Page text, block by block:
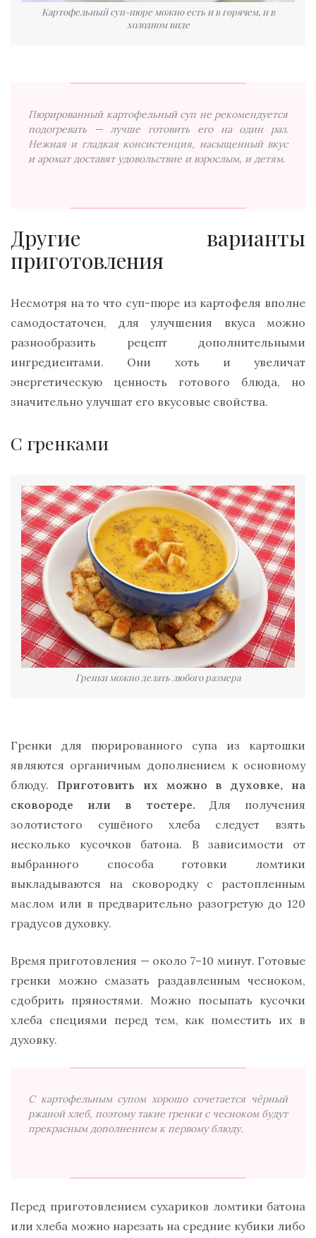
Картофельный суп-пюре можно есть и в горячем, и в
холодном виде
Пюрированный картофельный суп не рекомендуется
подогревать — лучше готовить его на один раз.
Нежная и гладкая консистенция, насыщенный вкус
и аромат доставят удовольствие и взрослым, и детям.
Другие варианты
приготовления
Несмотря на то что суп-пюре из картофеля вполне
самодостаточен, для улучшения вкуса можно
разнообразить рецепт дополнительными
ингредиентами. Они хоть и увеличат
энергетическую ценность готового блюда, но
значительно улучшат его вкусовые свойства.
С гренками
Гренки можно делать любого размера
Гренки для пюрированного супа из картошки
являются органичным дополнением к основному
блюду. Приготовить их можно в духовке, на
сковороде или в тостере. Для получения
золотистого сушёного хлеба следует взять
несколько кусочков батона. В зависимости от
выбранного способа готовки ломтики
выкладываются на сковородку с растопленным
маслом или в предварительно разогретую до 120
градусов духовку.
Время приготовления — около 7–10 минут. Готовые
гренки можно смазать раздавленным чесноком,
сдобрить пряностями. Можно посыпать кусочки
хлеба специями перед тем, как поместить их в
духовку.
С картофельным супом хорошо сочетается чёрный
ржаной хлеб, поэтому такие гренки с чесноком будут
прекрасным дополнением к первому блюду.
Перед приготовлением сухариков ломтики батона
или хлеба можно нарезать на средние кубики либо